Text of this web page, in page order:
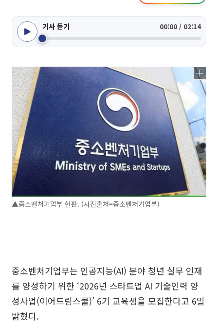
기사 듣기 00:00 / 02:14
▲중소벤처기업부 현판. (사진출처=중소벤처기업부)
중소벤처기업부는 인공지능(AI) 분야 청년 실무 인재
를 양성하기 위한 ‘2026년 스타트업 AI 기술인력 양
성사업(이어드림스쿨)’ 6기 교육생을 모집한다고 6일
밝혔다.